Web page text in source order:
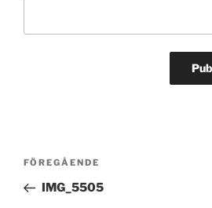
Inläggsnavigering
Föregående
inlägg
FÖREGÅENDE
IMG_5505